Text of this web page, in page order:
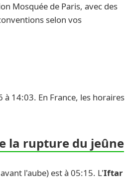
Mosquée de Paris, avec des
selon vos
14:03. En France, les horaires
la rupture du jeûne
l'aube) est à 05:15. L'Iftar